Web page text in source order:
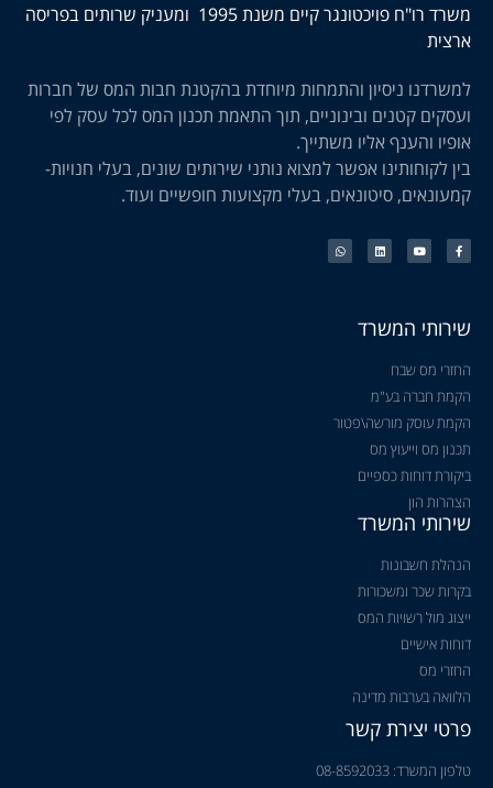
משרד רו"ח פויכטונגר קיים משנת 1995 ומעניק שרותים בפריסה
ארצית
למשרדנו ניסיון והתמחות מיוחדת בהקטנת חבות המס של חברות
ועסקים קטנים ובינוניים, תוך התאמת תכנון המס לכל עסק לפי
אופיו והענף אליו משתייך.
בין לקוחותינו אפשר למצוא נותני שירותים שונים, בעלי חנויות-
קמעונאים, סיטונאים, בעלי מקצועות חופשיים ועוד.
שירותי המשרד
החזרי מס שבח
הקמת חברה בע"מ
הקמת עוסק מורשה\פטור
תכנון מס וייעוץ מס
ביקורת דוחות כספיים
הצהרות הון
שירותי המשרד
הנהלת חשבונות
בקרות שכר ומשכורות
ייצוג מול רשויות המס
דוחות אישיים
החזרי מס
הלוואה בערבות מדינה
פרטי יצירת קשר
טלפון המשרד: 08-8592033